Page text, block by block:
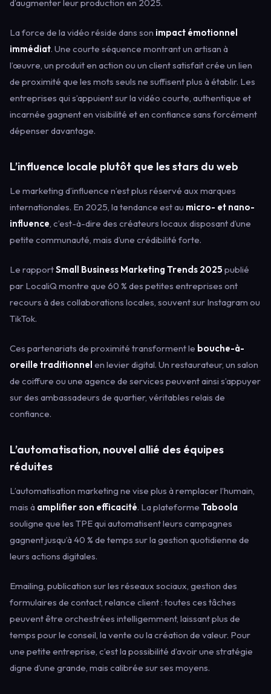
d’augmenter leur production en 2025.
La force de la vidéo réside dans son impact émotionnel
immédiat. Une courte séquence montrant un artisan à
l’œuvre, un produit en action ou un client satisfait crée un lien
de proximité que les mots seuls ne suffisent plus à établir. Les
entreprises qui s’appuient sur la vidéo courte, authentique et
incarnée gagnent en visibilité et en confiance sans forcément
dépenser davantage.
L’influence locale plutôt que les stars du web
Le marketing d’influence n’est plus réservé aux marques
internationales. En 2025, la tendance est au micro- et nano-
influence, c’est-à-dire des créateurs locaux disposant d’une
petite communauté, mais d’une crédibilité forte.
Le rapportSmall Business Marketing Trends 2025 publié
par LocaliQ montre que 60 % des petites entreprises ont
recours à des collaborations locales, souvent sur Instagram ou
TikTok.
Ces partenariats de proximité transforment le bouche-à-
oreille traditionnel en levier digital. Un restaurateur, un salon
de coiffure ou une agence de services peuvent ainsi s’appuyer
sur des ambassadeurs de quartier, véritables relais de
confiance.
L’automatisation, nouvel allié des équipes
réduites
L’automatisation marketing ne vise plus à remplacer l’humain,
mais à amplifier son efficacité. La plateforme Taboola
souligne que les TPE qui automatisent leurs campagnes
gagnent jusqu’à 40 % de temps sur la gestion quotidienne de
leurs actions digitales.
Emailing, publication sur les réseaux sociaux, gestion des
formulaires de contact, relance client : toutes ces tâches
peuvent être orchestrées intelligemment, laissant plus de
temps pour le conseil, la vente ou la création de valeur. Pour
une petite entreprise, c’est la possibilité d’avoir une stratégie
digne d’une grande, mais calibrée sur ses moyens.